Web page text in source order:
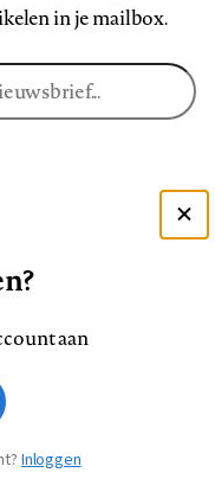
in je mailbox.
verdienen
aan
Inloggen